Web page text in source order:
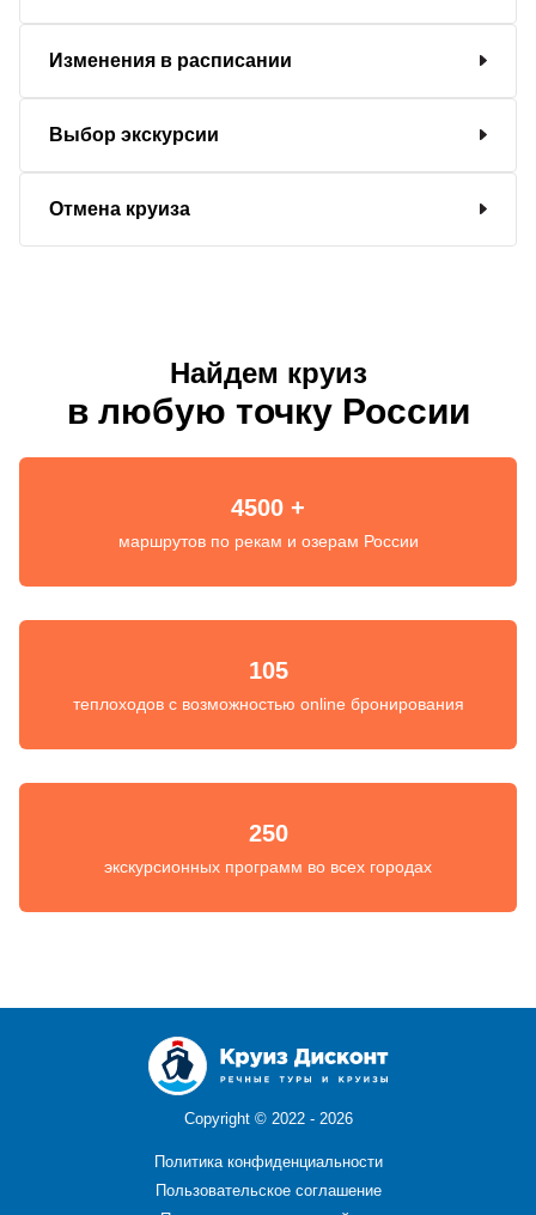
Изменения в расписании
Выбор экскурсии
Отмена круиза
Найдем круиз
в любую точку России
4500 +
маршрутов по рекам и озерам России
105
теплоходов с возможностью online бронирования
250
экскурсионных программ во всех городах
Copyright © 2022 - 2026
Политика конфиденциальности
Пользовательское соглашение